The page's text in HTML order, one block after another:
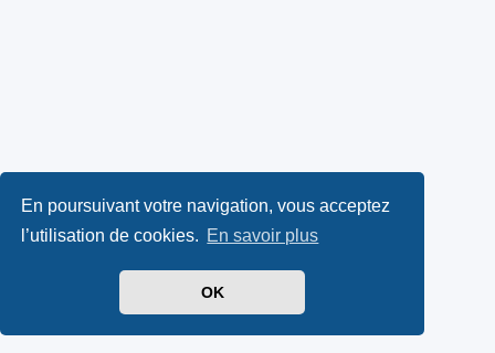
En poursuivant votre navigation, vous acceptez
l’utilisation de cookies. En savoir plus
OK